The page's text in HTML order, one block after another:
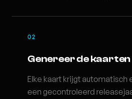
02
Genereer de kaarten
Elke kaart krijgt automatisch
een gecontroleerd